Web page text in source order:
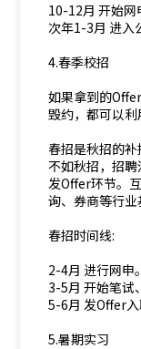
10-12月 开始网
次年1-3月 进入
4.春季校招
如果拿到的
毁约，都可以利
春招是秋招的
不如秋招，招
发Offer环节。
询、券商等行业
春招时间线:
2-4月 进行网申。
3-5月 开始笔试
5-6月 发Offer入
5.暑期实习